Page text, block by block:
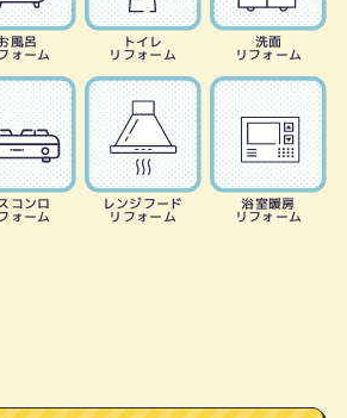
風呂
ォーム
トイレ
リフォーム
洗面
リフォーム
コンロ
ォーム
レンジフード
リフォーム
浴室暖房
リフォーム